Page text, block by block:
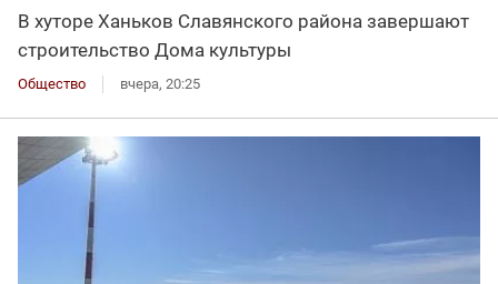
В хуторе Ханьков Славянского района завершают
строительство Дома культуры
Общество вчера, 20:25